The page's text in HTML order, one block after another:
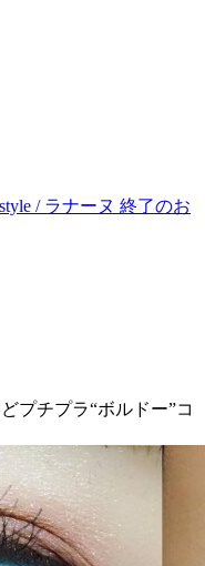
/ ラナーヌ 終了のお
プチプラ“ボルドー”コ